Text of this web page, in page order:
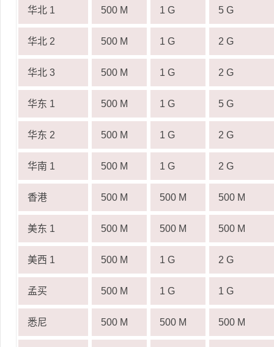
华北 1 500 M 1 G 5 G
华北 2 500 M 1 G 2 G
华北 3 500 M 1 G 2 G
华东 1 500 M 1 G 5 G
华东 2 500 M 1 G 2 G
华南 1 500 M 1 G 2 G
香港 500 M 500 M 500 M
美东 1 500 M 500 M 500 M
美西 1 500 M 1 G 2 G
孟买 500 M 1 G 1 G
悉尼 500 M 500 M 500 M